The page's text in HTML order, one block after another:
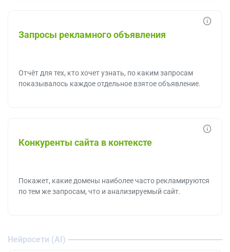
Запросы рекламного объявления
Отчёт для тех, кто хочет узнать, по каким запросам
показывалось каждое отдельное взятое объявление.
Конкуренты сайта в контексте
Покажет, какие домены наиболее часто рекламируются
по тем же запросам, что и анализируемый сайт.
Нейросети (AI)